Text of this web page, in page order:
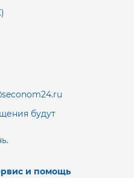
будут
и помощь